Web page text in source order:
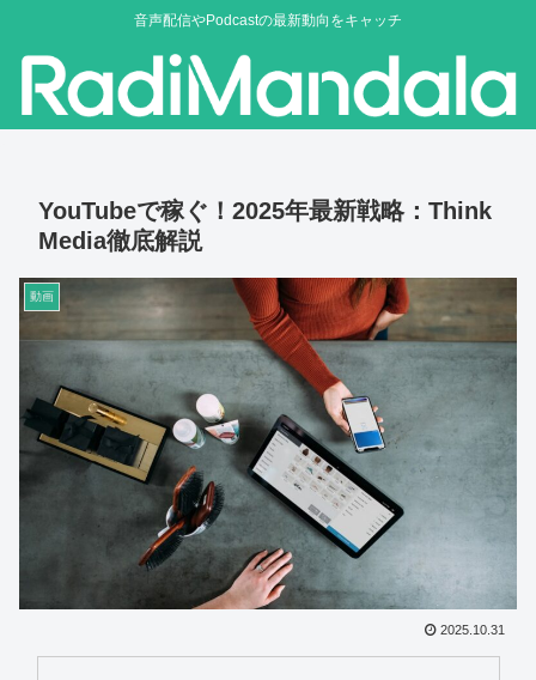
音声配信やPodcastの最新動向をキャッチ
YouTubeで稼ぐ！2025年最新戦略：Think
Media徹底解説
動画
2025.10.31